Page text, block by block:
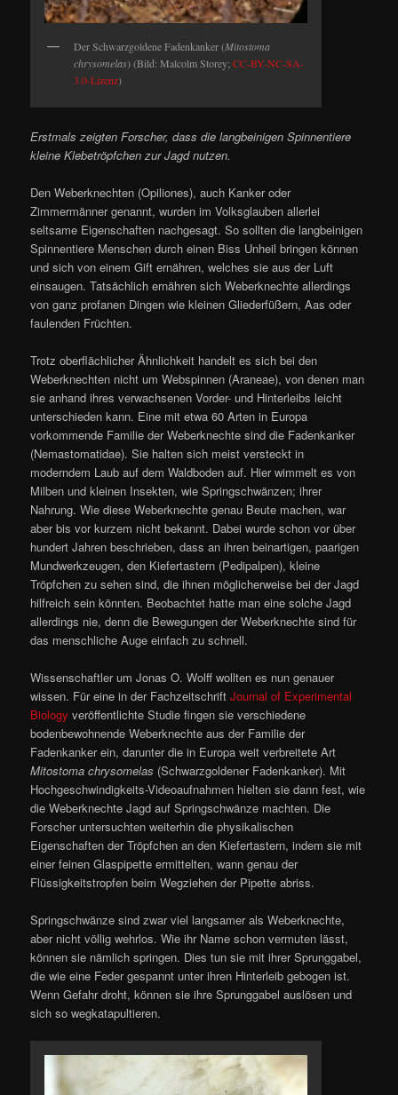
Der Schwarzgoldene Fadenkanker (Mitostoma
chrysomelas) (Bild: Malcolm Storey;CC-BY-NC-SA-
3.0-Lizenz)
Erstmals zeigten Forscher, dass die langbeinigen Spinnentiere
kleine Klebetröpfchen zur Jagd nutzen.
Den Weberknechten (Opiliones), auch Kanker oder
Zimmermänner genannt, wurden im Volksglauben allerlei
seltsame Eigenschaften nachgesagt. So sollten die langbeinigen
Spinnentiere Menschen durch einen Biss Unheil bringen können
und sich von einem Gift ernähren, welches sie aus der Luft
einsaugen. Tatsächlich ernähren sich Weberknechte allerdings
von ganz profanen Dingen wie kleinen Gliederfüßern, Aas oder
faulenden Früchten.
Trotz oberflächlicher Ähnlichkeit handelt es sich bei den
Weberknechten nicht um Webspinnen (Araneae), von denen man
sie anhand ihres verwachsenen Vorder- und Hinterleibs leicht
unterschieden kann. Eine mit etwa 60 Arten in Europa
vorkommende Familie der Weberknechte sind die Fadenkanker
(Nemastomatidae). Sie halten sich meist versteckt in
moderndem Laub auf dem Waldboden auf. Hier wimmelt es von
Milben und kleinen Insekten, wie Springschwänzen; ihrer
Nahrung. Wie diese Weberknechte genau Beute machen, war
aber bis vor kurzem nicht bekannt. Dabei wurde schon vor über
hundert Jahren beschrieben, dass an ihren beinartigen, paarigen
Mundwerkzeugen, den Kiefertastern (Pedipalpen), kleine
Tröpfchen zu sehen sind, die ihnen möglicherweise bei der Jagd
hilfreich sein könnten. Beobachtet hatte man eine solche Jagd
allerdings nie, denn die Bewegungen der Weberknechte sind für
das menschliche Auge einfach zu schnell.
Wissenschaftler um Jonas O. Wolff wollten es nun genauer
wissen. Für eine in der FachzeitschriftJournal of Experimental
Biology veröffentlichte Studie fingen sie verschiedene
bodenbewohnende Weberknechte aus der Familie der
Fadenkanker ein, darunter die in Europa weit verbreitete Art
Mitostoma chrysomelas (Schwarzgoldener Fadenkanker). Mit
Hochgeschwindigkeits-Videoaufnahmen hielten sie dann fest, wie
die Weberknechte Jagd auf Springschwänze machten. Die
Forscher untersuchten weiterhin die physikalischen
Eigenschaften der Tröpfchen an den Kiefertastern, indem sie mit
einer feinen Glaspipette ermittelten, wann genau der
Flüssigkeitstropfen beim Wegziehen der Pipette abriss.
Springschwänze sind zwar viel langsamer als Weberknechte,
aber nicht völlig wehrlos. Wie ihr Name schon vermuten lässt,
können sie nämlich springen. Dies tun sie mit ihrer Sprunggabel,
die wie eine Feder gespannt unter ihren Hinterleib gebogen ist.
Wenn Gefahr droht, können sie ihre Sprunggabel auslösen und
sich so wegkatapultieren.